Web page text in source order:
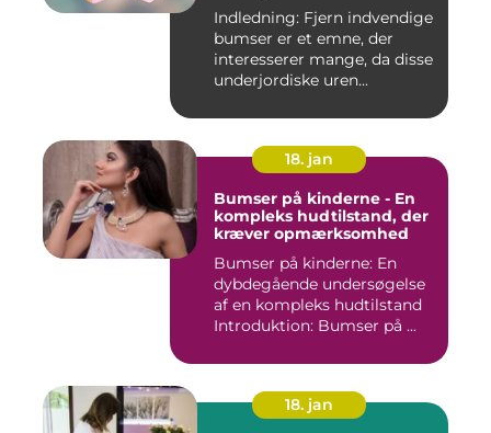
Indledning: Fjern indvendige
bumser er et emne, der
interesserer mange, da disse
underjordiske uren...
18. jan
Bumser på kinderne - En
kompleks hudtilstand, der
kræver opmærksomhed
Bumser på kinderne: En
dybdegående undersøgelse
af en kompleks hudtilstand
Introduktion: Bumser på ...
18. jan